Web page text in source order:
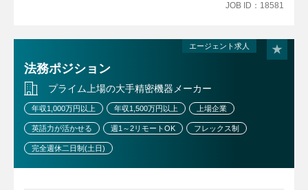
JOB ID：18581
エージェント求人
法務ポジション
プライム上場の大手精密機器メーカー
年収1,000万円以上 年収1,500万円以上 上場企業
英語力が活かせる 週1～2リモートOK フレックス制
完全週休二日制(土日)